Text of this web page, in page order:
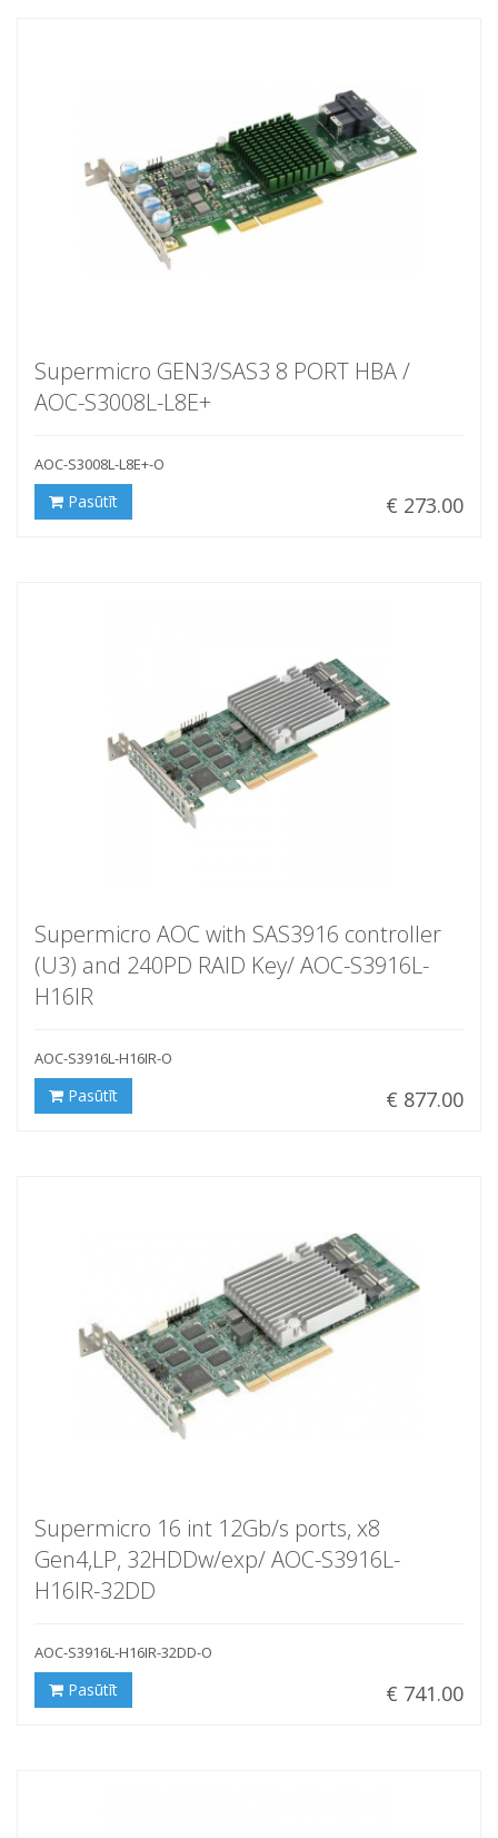
Supermicro GEN3/SAS3 8 PORT HBA /
AOC-S3008L-L8E+
AOC-S3008L-L8E+-O
€ 273.00
Pasūtīt
Supermicro AOC with SAS3916 controller
(U3) and 240PD RAID Key/ AOC-S3916L-
H16IR
AOC-S3916L-H16IR-O
€ 877.00
Pasūtīt
Supermicro 16 int 12Gb/s ports, x8
Gen4,LP, 32HDDw/exp/ AOC-S3916L-
H16IR-32DD
AOC-S3916L-H16IR-32DD-O
€ 741.00
Pasūtīt